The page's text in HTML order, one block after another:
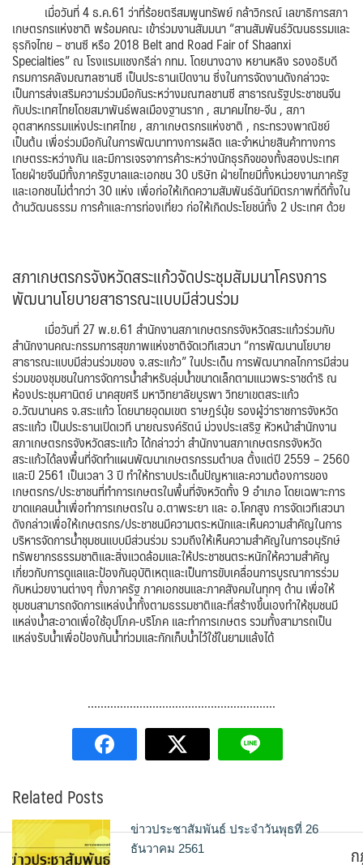
เมื่อวันที่ 4 ธ.ค.61 ว่าที่ร้อยตรีสมพูนทรัพย์ กล้าวิกรณ์ เลขาธิการสภา
เกษตรกรแห่งชาติ พร้อมคณะ เข้าร่วมงานสัมมนา “สานสัมพันธ์วัฒนธรรมและ
ธุรกิจไทย – ชานซี หรือ 2018 Belt and Road Fair of Shaanxi
Specialties” ณ โรงแรมแชงกรีล่า กทม. โดยนางฉาง หยานหลิง รองอธิบดี
กรมการคลังมณฑลซานซี เป็นประธานเปิดงาน ซึ่งในการจัดงานดังกล่าวจะ
เป็นการส่งเสริมความร่วมมือกันระหว่างมณฑลชานซี สาธารณรัฐประชาชนจีน
กับประเทศไทยโดยสมาพันธ์พลเมืองฐานราก , สมาคมไทย-จีน , สภา
อุตสาหกรรมแห่งประเทศไทย , สภาเกษตรกรแห่งชาติ , กระทรวงพาณิชย์
เป็นต้น เพื่อร่วมมือกันในการพัฒนาทางการผลิต และจำหน่ายสินค้าทางการ
เกษตรระหว่างกัน และมีการเจรจาการค้าระหว่างนักธุรกิจของทั้งสองประเทศ
โดยฝ่ายจีนมีทั้งภาครัฐบาลและเอกชน 30 บริษัท ฝ่ายไทยมีทั้งหน่วยงานภาครัฐ
และเอกชนไม่ต่ำกว่า 30 แห่ง เพื่อก่อให้เกิดความสัมพันธ์ฉันท์มิตรภาพที่ดีทั้งใน
ด้านวัฒนธรรม การค้าและการท่องเที่ยว ก่อให้เกิดประโยชน์ทั้ง 2 ประเทศ ด้วย
สภาเกษตรกรจังหวัดสระแก้วจัดประชุมสัมมนาโครงการ
พัฒนานโยบายสาธารณะแบบมีส่วนร่วม
เมื่อวันที่ 27 พ.ย.61 สำนักงานสภาเกษตรกรจังหวัดสระแก้วร่วมกับ
สำนักงานคณะกรรมการสุขภาพแห่งชาติจัดเวทีเสวนา “การพัฒนานโยบาย
สาธารณะแบบมีส่วนร่วมของ จ.สระแก้ว” ในประเด็น การพัฒนากลไกการมีส่วน
ร่วมของชุมชนในการจัดการน้ำสำหรับลุ่มน้ำขนาดเล็กตามแนวพระราชดำริ ณ
ห้องประชุมศานิตย์ นาคสุขศรี มหาวิทยาลัยบูรพา วิทยาเขตสระแก้ว
อ.วัฒนานคร จ.สระแก้ว โดยนายอุดมเขต ราษฎร์นุ้ย รองผู้ว่าราชการจังหวัด
สระแก้ว เป็นประธานเปิดเวที นายณรงค์รัตน์ ม่วงประเสริฐ หัวหน้าสำนักงาน
สภาเกษตรกรจังหวัดสระแก้ว ได้กล่าวว่า สำนักงานสภาเกษตรกรจังหวัด
สระแก้วได้ลงพื้นที่จัดทำแผนพัฒนาเกษตรกรรมตำบล ตั้งแต่ปี 2559 – 2560
และปี 2561 เป็นเวลา 3 ปี ทำให้ทราบประเด็นปัญหาและความต้องการของ
เกษตรกร/ประชาชนที่ทำการเกษตรในพื้นที่จังหวัดทั้ง 9 อำเภอ โดยเฉพาะการ
ขาดแคลนน้ำเพื่อทำการเกษตรใน อ.ตาพระยา และ อ.โคกสูง การจัดเวทีเสวนา
ดังกล่าวเพื่อให้เกษตรกร/ประชาชนมีความตระหนักและเห็นความสำคัญในการ
บริหารจัดการน้ำชุมชนแบบมีส่วนร่วม รวมถึงให้เห็นความสำคัญในการอนุรักษ์
ทรัพยากรธรรมชาติและสิ่งแวดล้อมและให้ประชาชนตระหนักให้ความสำคัญ
เกี่ยวกับการดูแลและป้องกันอุบัติเหตุและเป็นการขับเคลื่อนการบูรณาการร่วม
กับหน่วยงานต่างๆ ทั้งภาครัฐ ภาคเอกชนและภาคสังคมในทุกๆ ด้าน เพื่อให้
ชุมชนสามารถจัดการแหล่งน้ำทั้งตามธรรมชาติและที่สร้างขึ้นเองทำให้ชุมชนมี
แหล่งน้ำสะอาดเพื่อใช้อุปโภค-บริโภค และทำการเกษตร รวมทั้งสามารถเป็น
แหล่งรับน้ำเพื่อป้องกันน้ำท่วมและกักเก็บน้ำไว้ใช้ในยามแล้งได้
………………………………………………….
Related Posts
ข่าวประชาสัมพันธ์ ประจำวันพุธที่ 26
ธันวาคม 2561